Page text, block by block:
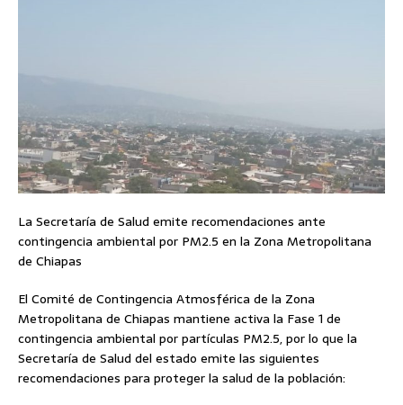
La Secretaría de Salud emite recomendaciones ante
contingencia ambiental por PM2.5 en la Zona Metropolitana
de Chiapas
El Comité de Contingencia Atmosférica de la Zona
Metropolitana de Chiapas mantiene activa la Fase 1 de
contingencia ambiental por partículas PM2.5, por lo que la
Secretaría de Salud del estado emite las siguientes
recomendaciones para proteger la salud de la población: